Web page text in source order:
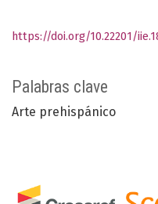
Palabras clave
Arte prehispánico
https://doi.org/10.22201/